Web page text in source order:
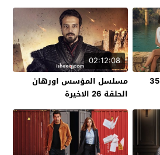
مسلسل الخليفة الحلقة 35
02:12:08
مسلسل المؤسس اورهان
الحلقة 26 الاخيرة